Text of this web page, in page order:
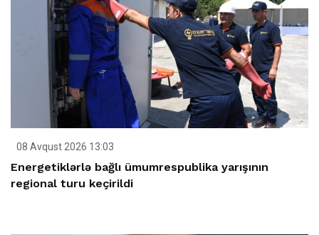
08 Avqust 2026 13:03
Energetiklərlə bağlı ümumrespublika yarışının
regional turu keçirildi